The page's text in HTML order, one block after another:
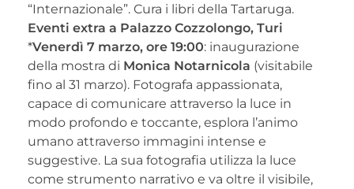
“Internazionale”. Cura i libri della Tartaruga.
Eventi extra a Palazzo Cozzolongo, Turi
*Venerdì 7 marzo, ore 19:00: inaugurazione
della mostra di Monica Notarnicola (visitabile
fino al 31 marzo). Fotografa appassionata,
capace di comunicare attraverso la luce in
modo profondo e toccante, esplora l’animo
umano attraverso immagini intense e
suggestive. La sua fotografia utilizza la luce
come strumento narrativo e va oltre il visibile,